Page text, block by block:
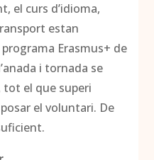
el curs d’idioma,
estan
Erasmus+ de
i tornada se
tot el que superi
el voluntari. De